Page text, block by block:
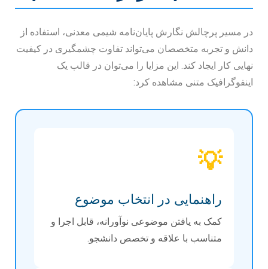
در مسیر پرچالش نگارش پایان‌نامه شیمی معدنی، استفاده از
دانش و تجربه متخصصان می‌تواند تفاوت چشمگیری در کیفیت
نهایی کار ایجاد کند. این مزایا را می‌توان در قالب یک
اینفوگرافیک متنی مشاهده کرد:
💡
راهنمایی در انتخاب موضوع
کمک به یافتن موضوعی نوآورانه، قابل اجرا و
متناسب با علاقه و تخصص دانشجو.